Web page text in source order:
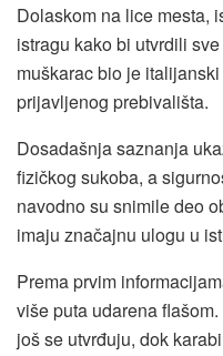
Dolaskom na lice mesta,
istragu kako bi utvrdili
muškarac bio je
prijavljenog prebivališta.
Dosadašnja saznanja
fizičkog sukoba, a
navodno su snimile deo
imaju značajnu ulogu u
Prema prvim
više puta udarena
još se utvrđuju, dok